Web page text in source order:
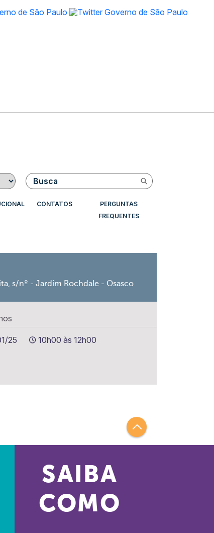
Buscar
CONTATOS
PERGUNTAS
FREQUENTES
s/nº - Jardim Rochdale - Osasco
25 10h00 às 12h00
SAIBA
COMO